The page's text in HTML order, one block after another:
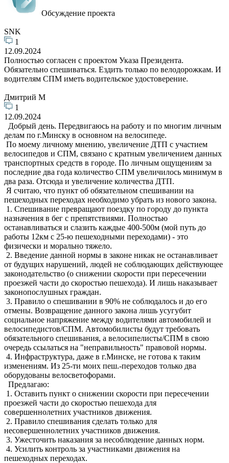
Обсуждение проекта
SNK
1
12.09.2024
Полностью согласен с проектом Указа Президента.
Обязательно спешиваться. Ездить только по велодорожкам. И
водителям СПМ иметь водительское удостоверение.
Дмитрий М
1
12.09.2024
Добрый день. Передвигаюсь на работу и по многим личным
делам по г.Минску в основном на велосипеде.
По моему личному мнению, увеличение ДТП с участием
велосипедов и СПМ, связано с кратным увеличением данных
транспортных средств в городе. По личным ощущениям за
последние два года количество СПМ увеличилось минимум в
два раза. Отсюда и увеличение количества ДТП.
Я считаю, что пункт об обязательном спешивании на
пешеходных переходах необходимо убрать из нового закона.
1. Спешивание превращают поездку по городу до пункта
назначения в бег с препятствиями. Полностью
останавливаться и слазить каждые 400-500м (мой путь до
работы 12км с 25-ю пешеходными переходами) - это
физически и морально тяжело.
2. Введение данной нормы в законе никак не останавливает
от будущих нарушений, людей не соблюдающих действующее
законодательство (о снижении скорости при пересечении
проезжей части до скоростью пешехода). И лишь наказывает
законопослушных граждан.
3. Правило о спешивании в 90% не соблюдалось и до его
отмены. Возвращение данного закона лишь усугубит
социальное напряжение между водителями автомобилей и
велосипедистов/СПМ. Автомобилисты будут требовать
обязательного спешивания, а велосипелисты/СПМ в свою
очередь ссылаться на "неправильность" правовой нормы.
4. Инфраструктура, даже в г.Минске, не готова к таким
изменениям. Из 25-ти моих пеш.-переходов только два
оборудованы велосветофорами.
Предлагаю:
1. Оставить пункт о снижении скорости при пересечении
проезжей части до скоростью пешехода для
совершеннолетних участников движения.
2. Правило спешивания сделать только для
несовершеннолетних участников движения.
3. Ужесточить наказания за несоблюдение данных норм.
4. Усилить контроль за участниками движения на
пешеходных переходах.